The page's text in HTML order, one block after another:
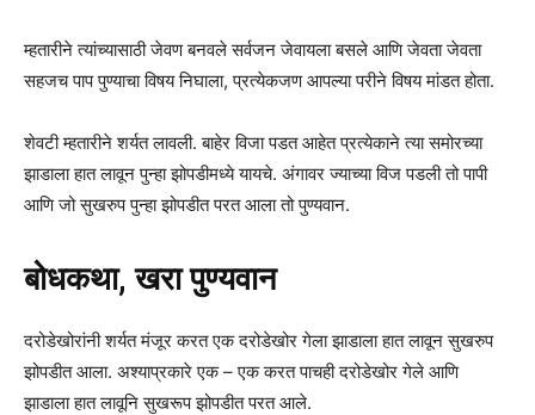
म्हतारीने त्यांच्यासाठी जेवण बनवले सर्वजन जेवायला बसले आणि जेवता जेवता
सहजच पाप पुण्याचा विषय निघाला, प्रत्येकजण आपल्या परीने विषय मांडत होता.
शेवटी म्हतारीने शर्यत लावली. बाहेर विजा पडत आहेत प्रत्येकाने त्या समोरच्या
झाडाला हात लावून पुन्हा झोपडीमध्ये यायचे. अंगावर ज्याच्या विज पडली तो पापी
आणि जो सुखरुप पुन्हा झोपडीत परत आला तो पुण्यवान.
बोधकथा, खरा पुण्यवान
दरोडेखोरांनी शर्यत मंजूर करत एक दरोडेखोर गेला झाडाला हात लावून सुखरुप
झोपडीत आला. अश्याप्रकारे एक – एक करत पाचही दरोडेखोर गेले आणि
झाडाला हात लावूनि सुखरूप झोपडीत परत आले.